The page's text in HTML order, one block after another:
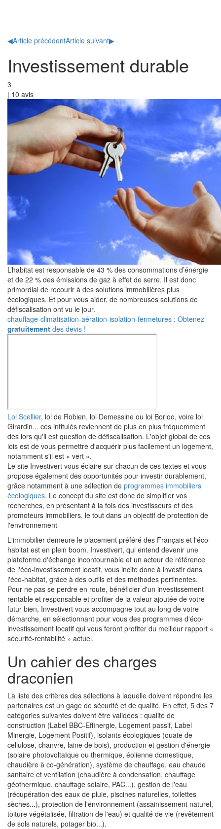
◀Article précédentArticle suivant▶
Investissement durable
3
| 10 avis
L’habitat est responsable de 43 % des consommations d’énergie
et de 22 % des émissions de gaz à effet de serre. Il est donc
primordial de recourir à des solutions immobilières plus
écologiques. Et pour vous aider, de nombreuses solutions de
défiscalisation ont vu le jour.
chauffage-climatisation-aération-isolation-fermetures : Obtenez
gratuitement des devis !
Loi Scellier, loi de Robien, loi Demessine ou loi Borloo, voire loi
Girardin... ces intitulés reviennent de plus en plus fréquemment
dès lors qu'il est question de défiscalisation. L'objet global de ces
lois est de vous permettre d'acquérir plus facilement un logement,
notamment s'il est « vert ».
Le site Investivert vous éclaire sur chacun de ces textes et vous
propose également des opportunités pour investir durablement,
grâce notamment à une sélection de programmes immobiliers
écologiques. Le concept du site est donc de simplifier vos
recherches, en présentant à la fois des investisseurs et des
promoteurs immobiliers, le tout dans un objectif de protection de
l'environnement
L'immobilier demeure le placement préféré des Français et l'éco-
habitat est en plein boom. Investivert, qui entend devenir une
plateforme d'échange incontournable et un acteur de référence
de l'éco-investissement locatif, vous incite donc à investir dans
l'éco-habitat, grâce à des outils et des méthodes pertinentes.
Pour ne pas se perdre en route, bénéficier d'un investissement
rentable et responsable et profiter de la valeur ajoutée de votre
futur bien, Investivert vous accompagne tout au long de votre
démarche, en sélectionnant pour vous des programmes d'éco-
investissement locatif qui vous feront profiter du meilleur rapport «
sécurité-rentabilité » actuel.
Un cahier des charges
draconien
La liste des critères des sélections à laquelle doivent répondre les
partenaires est un gage de sécurité et de qualité. En effet, 5 des 7
catégories suivantes doivent être validées : qualité de
construction (Label BBC-Effinergie, Logement passif, Label
Minergie, Logement Positif), isolants écologiques (ouate de
cellulose, chanvre, laine de bois), production et gestion d'énergie
(solaire photovoltaïque ou thermique, éolienne domestique,
chaudière à co-génération), système de chauffage, eau chaude
sanitaire et ventilation (chaudière à condensation, chauffage
géothermique, chauffage solaire, PAC...), gestion de l'eau
(récupération des eaux de pluie, piscines naturelles, toilettes
sèches...), protection de l'environnement (assainissement naturel,
toiture végétalisée, filtration de l'eau) et qualité de vie (revêtement
de sols naturels, potager bio...).